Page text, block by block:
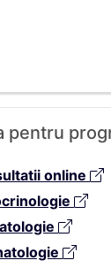
pentru
online